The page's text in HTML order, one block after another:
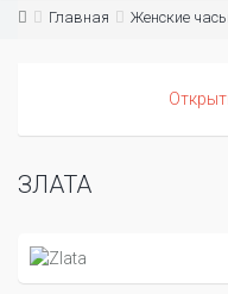
Главная Женские часы
ЗЛАТА